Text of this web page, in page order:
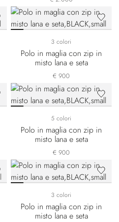
3 colori
Polo in maglia con zip in
misto lana e seta
€ 900
5 colori
Polo in maglia con zip in
misto lana e seta
€ 900
3 colori
Polo in maglia con zip in
misto lana e seta